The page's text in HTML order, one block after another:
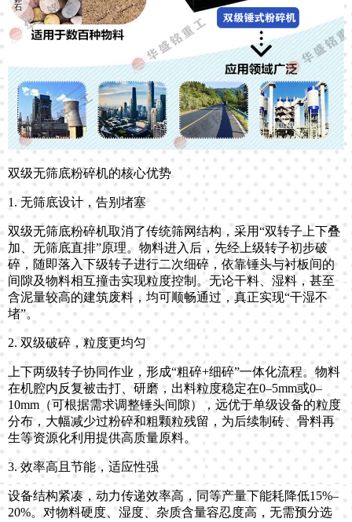
双级无筛底粉碎机的核心优势
1. 无筛底设计，告别堵塞
双级无筛底粉碎机取消了传统筛网结构，采用“双转子上下叠
加、无筛底直排”原理。物料进入后，先经上级转子初步破
碎，随即落入下级转子进行二次细碎，依靠锤头与衬板间的
间隙及物料相互撞击实现粒度控制。无论干料、湿料，甚至
含泥量较高的建筑废料，均可顺畅通过，真正实现“干湿不
堵”。
2. 双级破碎，粒度更均匀
上下两级转子协同作业，形成“粗碎+细碎”一体化流程。物料
在机腔内反复被击打、研磨，出料粒度稳定在0–5mm或0–
10mm（可根据需求调整锤头间隙），远优于单级设备的粒度
分布，大幅减少过粉碎和粗颗粒残留，为后续制砖、骨料再
生等资源化利用提供高质量原料。
3. 效率高且节能，适应性强
设备结构紧凑，动力传递效率高，同等产量下能耗降低15%–
20%。对物料硬度、湿度、杂质含量容忍度高，无需预分选